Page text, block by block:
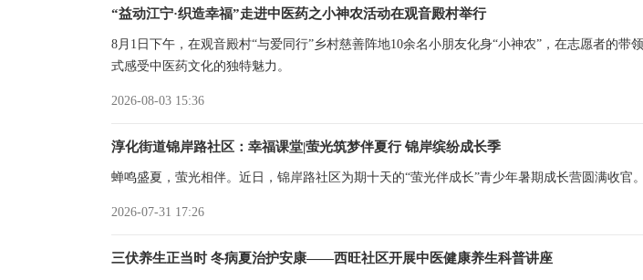
“益动江宁·织造幸福”走进中医药之小神农活动在观音殿村举行
8月1日下午，在观音殿村“与爱同行”乡村慈善阵地10余名小朋友化身“小神农”，在志愿者的带
式感受中医药文化的独特魅力。
2026-08-03 15:36
淳化街道锦岸路社区：幸福课堂|萤光筑梦伴夏行 锦岸缤纷成长季
蝉鸣盛夏，萤光相伴。近日，锦岸路社区为期十天的“萤光伴成长”青少年暑期成长营圆满收官。
2026-07-31 17:26
三伏养生正当时 冬病夏治护安康——西旺社区开展中医健康养生科普讲座